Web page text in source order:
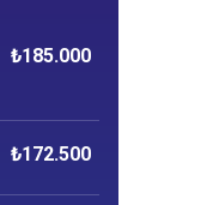
₺185.000
₺172.500